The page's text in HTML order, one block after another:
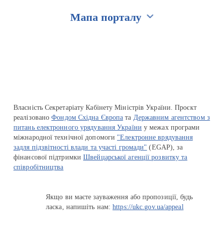
Мапа порталу
Власність Секретаріату Кабінету Міністрів України. Проєкт
реалізованоФондом Східна Європа та Державним агентством з
питань електронного урядування України у межах програми
міжнародної технічної допомоги "Електронне врядування
задля підзвітності влади та участі громади" (EGAP), за
фінансової підтримкиШвейцарської агенції розвитку та
співробітництва
Якщо ви маєте зауваження або пропозиції, будь
ласка, напишіть нам:https://ukc.gov.ua/appeal